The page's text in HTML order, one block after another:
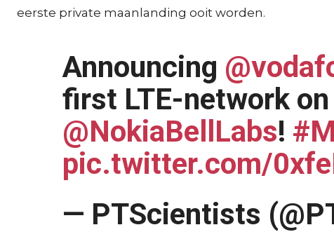
eerste private maanlanding ooit worden.
Announcing
first LTE-network
@NokiaBellLabs!
pic.twitter.com/
— PTScientists